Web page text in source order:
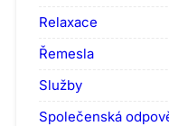
Relaxace
Řemesla
Služby
Společenská